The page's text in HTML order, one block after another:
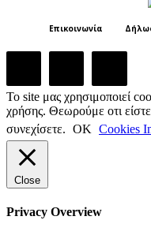
Επικοινωνία
Το site μας χρησιμοποιεί
χρήσης. Θεωρούμε οτι
συνεχίσετε. ΟΚ Cookies
Close
Privacy Overview